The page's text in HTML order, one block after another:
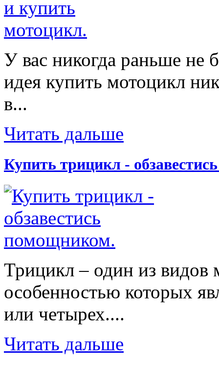
У вас никогда раньше не
идея купить мотоцикл
в...
Читать дальше
Купить трицикл -
Трицикл – один из видов
особенностью которых
или четырех....
Читать дальше